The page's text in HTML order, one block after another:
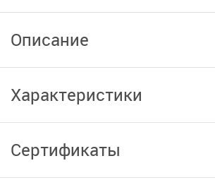
Описание
Характеристики
Сертификаты